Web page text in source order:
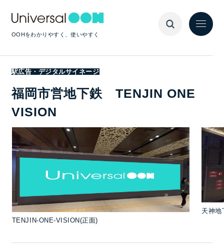
OOHをわかりやすく、使いやすく
駅広告・デジタルサイネージ
福岡市営地下鉄 TENJIN ONE
VISION
TENJIN-ONE-VISION(正面)
天神地